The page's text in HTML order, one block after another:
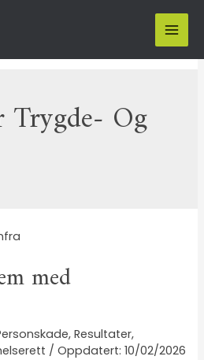
Trygde- Og
med
, Resultater,
/
10/02/2026